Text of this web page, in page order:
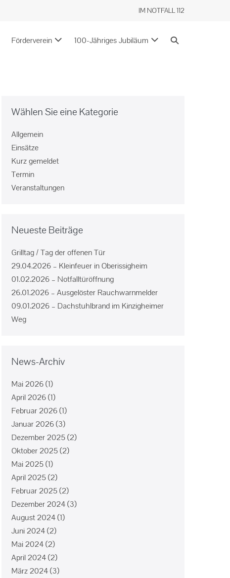
IM NOTFALL 112
Förderverein 100-Jähriges Jubiläum
Wählen Sie eine Kategorie
Allgemein
Einsätze
Kurz gemeldet
Termin
Veranstaltungen
Neueste Beiträge
Grilltag / Tag der offenen Tür
29.04.2026 – Kleinfeuer in Oberissigheim
01.02.2026 – Notfalltüröffnung
26.01.2026 – Ausgelöster Rauchwarnmelder
09.01.2026 – Dachstuhlbrand im Kinzigheimer
Weg
News-Archiv
Mai 2026(1)
April 2026(1)
Februar 2026(1)
Januar 2026(3)
Dezember 2025(2)
Oktober 2025(2)
Mai 2025(1)
April 2025(2)
Februar 2025(2)
Dezember 2024(3)
August 2024(1)
Juni 2024(2)
Mai 2024(2)
April 2024(2)
März 2024(3)